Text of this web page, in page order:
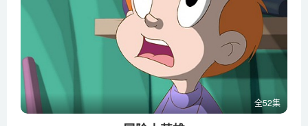
全52集